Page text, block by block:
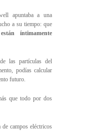
apuntaba a una
a su tiempo: que
íntimamente
las partículas del
podías calcular
futuro.
que todo por dos
campos eléctricos